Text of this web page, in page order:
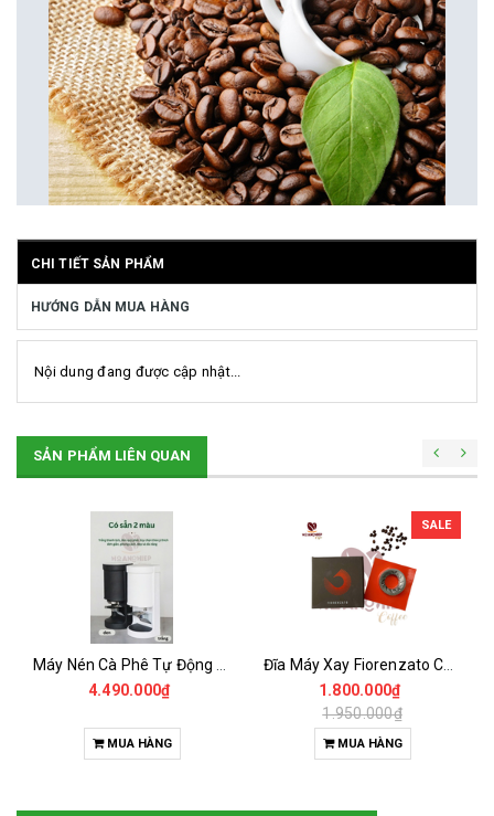
CHI TIẾT SẢN PHẨM
HƯỚNG DẪN MUA HÀNG
Nội dung đang được cập nhật...
SẢN PHẨM LIÊN QUAN
4.490.000₫
MUA HÀNG
SALE
1.800.000₫
1.950.000₫
MUA HÀNG